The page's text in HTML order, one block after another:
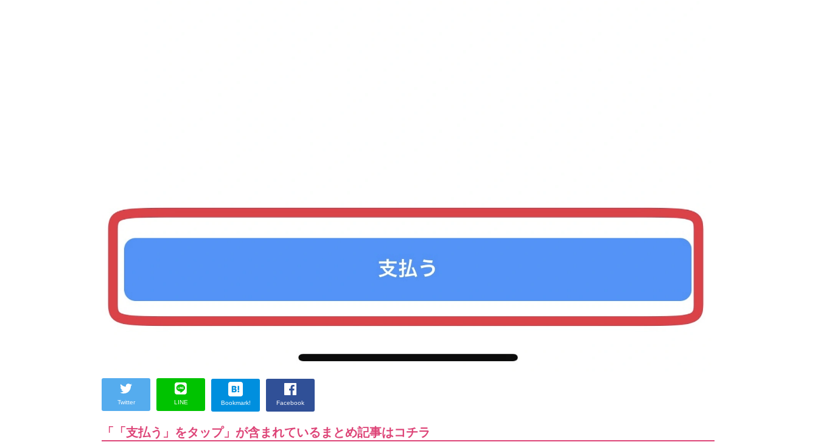
Twitter LINE Bookmark! Facebook
「「支払う」をタップ」が含まれているまとめ記事はコチラ